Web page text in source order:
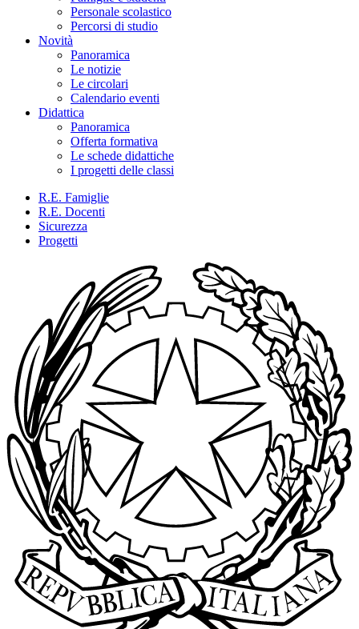
Personale scolastico
Percorsi di studio
Novità
Panoramica
Le notizie
Le circolari
Calendario eventi
Didattica
Panoramica
Offerta formativa
Le schede didattiche
I progetti delle classi
R.E. Famiglie
R.E. Docenti
Sicurezza
Progetti